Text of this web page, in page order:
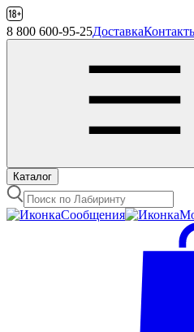
8 800 600-95-25Доставка
Каталог
Сообщения